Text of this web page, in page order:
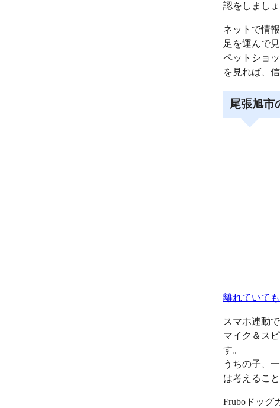
認をしましょ
ネットで情
足を運んで
ペットショ
を見れば、
尾張旭市
離れていて
スマホ連動
マイク＆ス
す。
うちの子、
は考えるこ
Fruboドッグ